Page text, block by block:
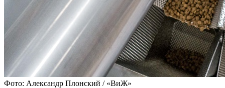
Фото: Александр Плонский / «ВиЖ»